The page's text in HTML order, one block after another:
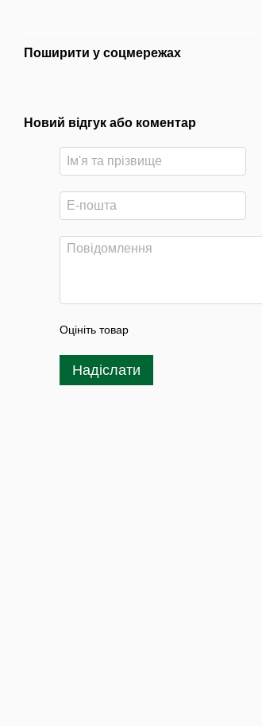
Поширити у соцмережах
Новий відгук або коментар
Оцініть товар
Надіслати